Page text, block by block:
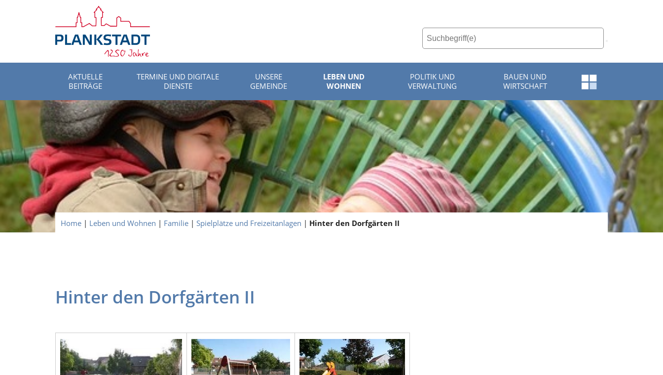
AKTUELLE
BEITRÄGE
TERMINE UND DIGITALE
DIENSTE
UNSERE
GEMEINDE
LEBEN UND
WOHNEN
POLITIK UND
VERWALTUNG
BAUEN UND
WIRTSCHAFT
Schnellzugriff-
Menü
Home | Leben und Wohnen | Familie |Spielplätze und Freizeitanlagen | Hinter den Dorfgärten II
Hinter den Dorfgärten II